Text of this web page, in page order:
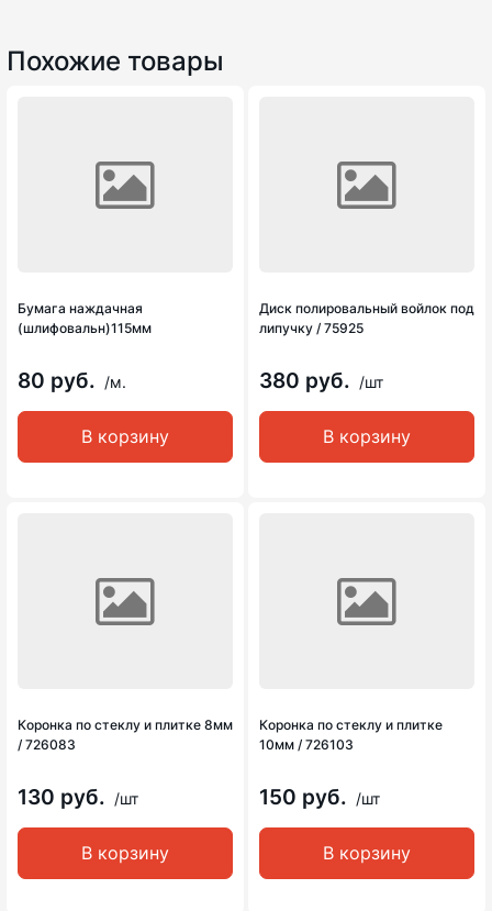
Похожие товары
Бумага наждачная
(шлифовальн)115мм
80 руб. /м.
В корзину
Диск полировальный войлок под
липучку / 75925
380 руб. /шт
В корзину
Коронка по стеклу и плитке 8мм
/ 726083
130 руб. /шт
В корзину
Коронка по стеклу и плитке
10мм / 726103
150 руб. /шт
В корзину